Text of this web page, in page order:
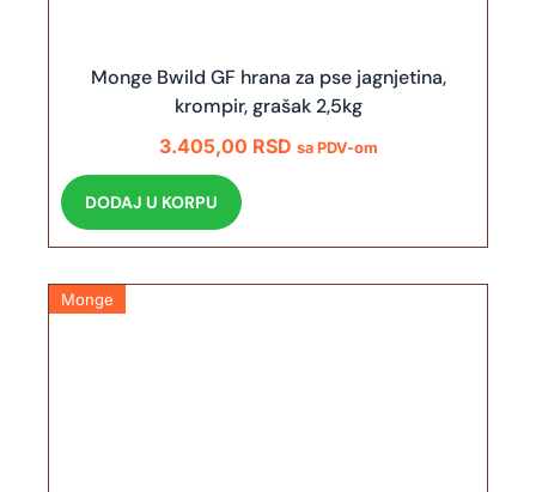
Monge Bwild GF hrana za pse jagnjetina,
krompir, grašak 2,5kg
3.405,00 RSD sa PDV-om
DODAJ U KORPU
Monge